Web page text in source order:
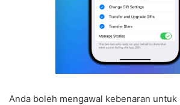
Anda boleh mengawal kebenaran